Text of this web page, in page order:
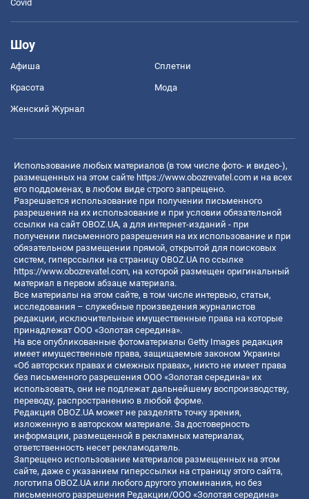
Covid
Шоу
Афиша Сплетни
Красота Мода
Женский Журнал
Использование любых материалов (в том числе фото- и видео-),
размещенных на этом сайте https://www.obozrevatel.com и на всех
его поддоменах, в любом виде строго запрещено.
Разрешается использование при получении письменного
разрешения на их использование и при условии обязательной
ссылки на сайт OBOZ.UA, а для интернет-изданий - при
получении письменного разрешения на их использование и при
обязательном размещении прямой, открытой для поисковых
систем, гиперссылки на страницу OBOZ.UA по ссылке
https://www.obozrevatel.com, на которой размещен оригинальный
материал в первом абзаце материала.
Все материалы на этом сайте, в том числе интервью, статьи,
исследования – служебные произведения журналистов
редакции, исключительные имущественные права на которые
принадлежат ООО «Золотая середина».
На все опубликованные фотоматериалы Getty Images редакция
имеет имущественные права, защищаемые законом Украины
«Об авторских правах и смежных правах», никто не имеет права
без письменного разрешения ООО «Золотая середина» их
использовать, они не подлежат дальнейшему воспроизводству,
переводу, распространению в любой форме.
Редакция OBOZ.UA может не разделять точку зрения,
изложенную в авторском материале. За достоверность
информации, размещенной в рекламных материалах,
ответственность несет рекламодатель.
Запрещено использование материалов размещенных на этом
сайте, даже с указанием гиперссылки на страницу этого сайта,
логотипа OBOZ.UA или любого другого упоминания, но без
письменного разрешения Редакции/ООО «Золотая середина»